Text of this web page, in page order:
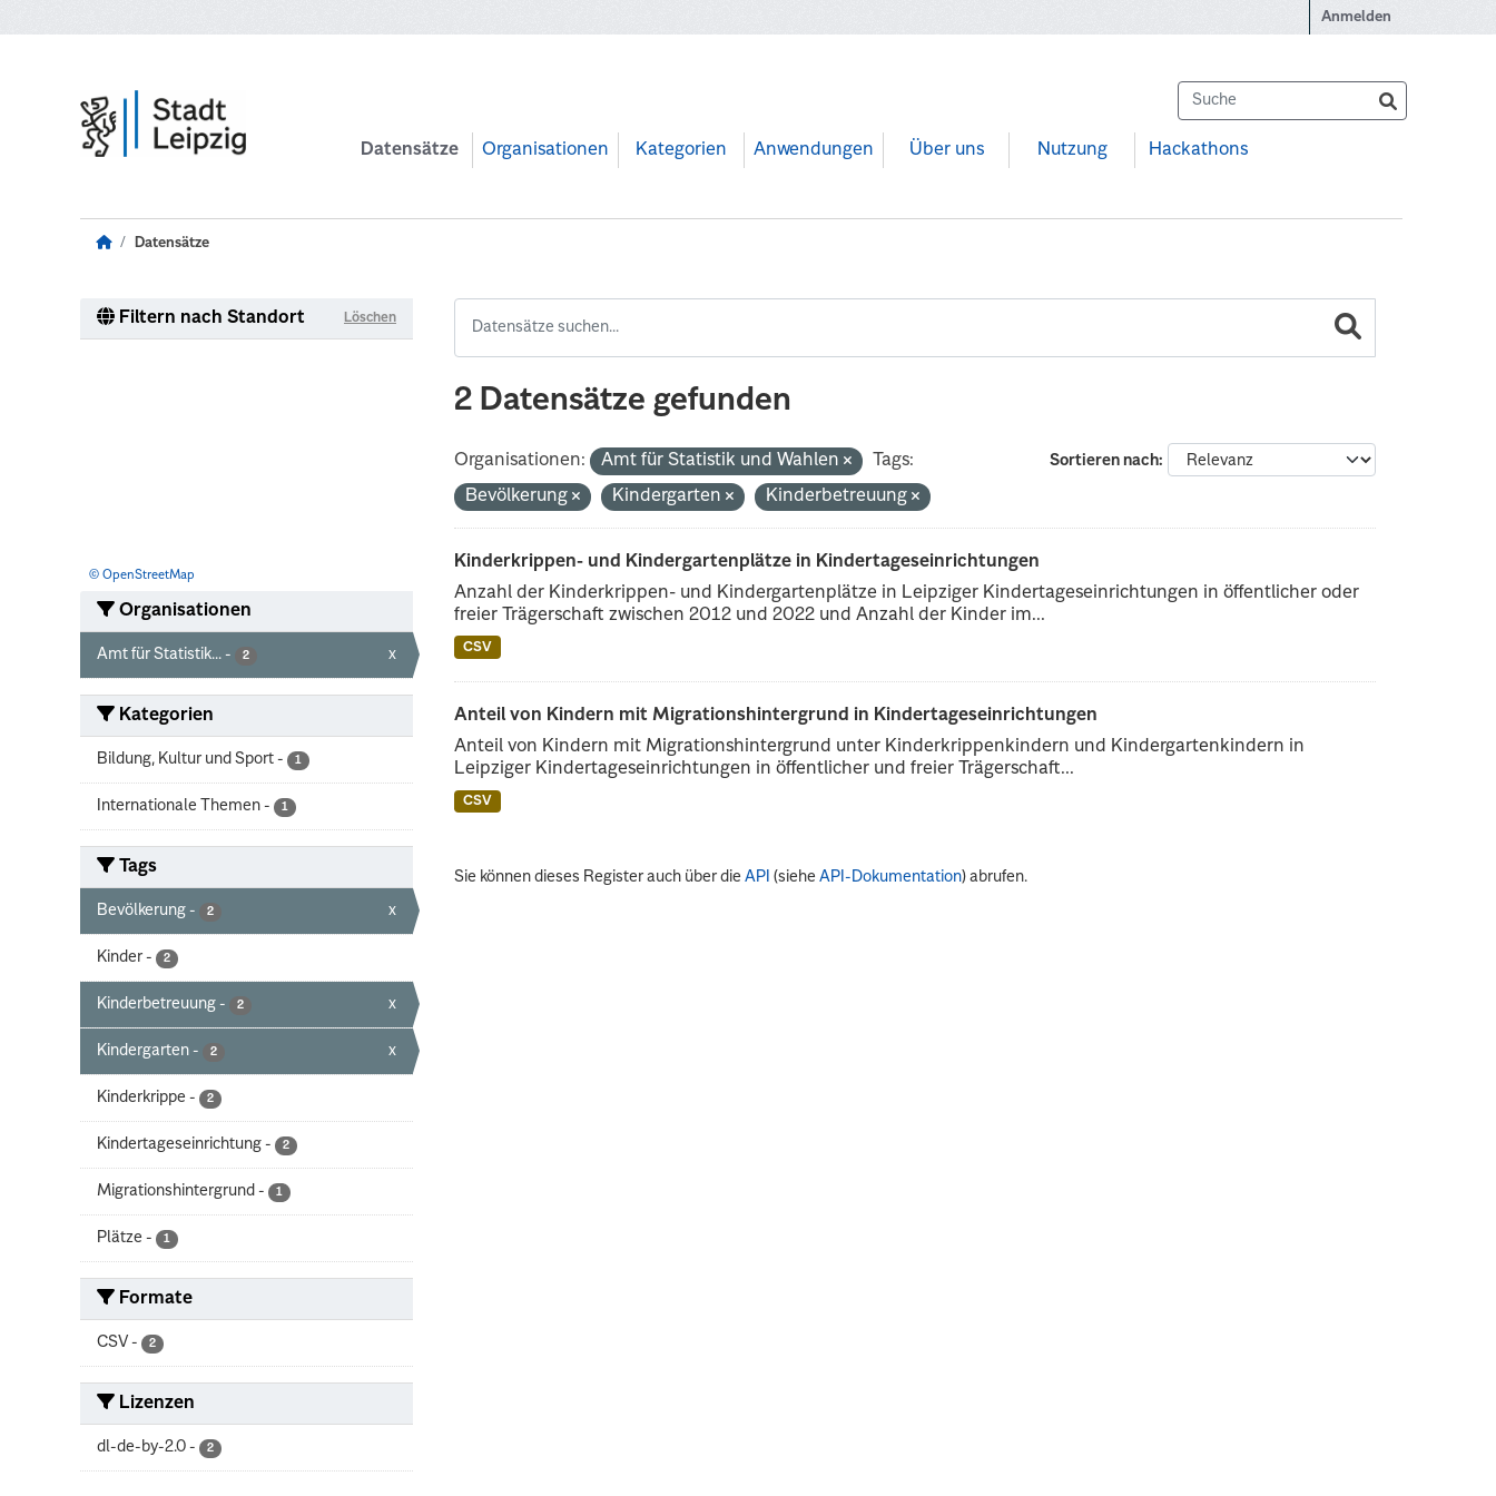
Anmelden
Datensätze Organisationen Kategorien Anwendungen Über uns Nutzung Hackathons
Datensätze
Filtern nach Standort Löschen
© OpenStreetMap
Organisationen
Amt für Statistik... - 2 x
Kategorien
Bildung, Kultur und Sport - 1
Internationale Themen - 1
Tags
Bevölkerung - 2 x
Kinder - 2
Kinderbetreuung - 2 x
Kindergarten - 2 x
Kinderkrippe - 2
Kindertageseinrichtung - 2
Migrationshintergrund - 1
Plätze - 1
Formate
CSV - 2
Lizenzen
dl-de-by-2.0 - 2
2 Datensätze gefunden
Sortieren nach
Organisationen: Amt für Statistik und Wahlen
Tags:
Bevölkerung
Kindergarten Kinderbetreuung
Kinderkrippen- und Kindergartenplätze in Kindertageseinrichtungen
Anzahl der Kinderkrippen- und Kindergartenplätze in Leipziger Kindertageseinrichtungen in öffentlicher oder
freier Trägerschaft zwischen 2012 und 2022 und Anzahl der Kinder im...
CSV
Anteil von Kindern mit Migrationshintergrund in Kindertageseinrichtungen
Anteil von Kindern mit Migrationshintergrund unter Kinderkrippenkindern und Kindergartenkindern in
Leipziger Kindertageseinrichtungen in öffentlicher und freier Trägerschaft...
CSV
Sie können dieses Register auch über dieAPI (sieheAPI-Dokumentation) abrufen.